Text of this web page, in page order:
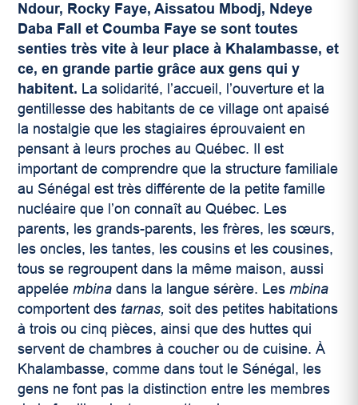
Ndour, Rocky Faye, Aissatou Mbodj, Ndeye
Daba Fall et Coumba Faye se sont toutes
senties très vite à leur place à Khalambasse, et
ce, en grande partie grâce aux gens qui y
habitent. La solidarité, l’accueil, l’ouverture et la
gentillesse des habitants de ce village ont apaisé
la nostalgie que les stagiaires éprouvaient en
pensant à leurs proches au Québec. Il est
important de comprendre que la structure familiale
au Sénégal est très différente de la petite famille
nucléaire que l’on connaît au Québec. Les
parents, les grands-parents, les frères, les sœurs,
les oncles, les tantes, les cousins et les cousines,
tous se regroupent dans la même maison, aussi
appeléembina dans la langue sérère. Lesmbina
comportent des tarnas, soit des petites habitations
à trois ou cinq pièces, ainsi que des huttes qui
servent de chambres à coucher ou de cuisine. À
Khalambasse, comme dans tout le Sénégal, les
gens ne font pas la distinction entre les membres